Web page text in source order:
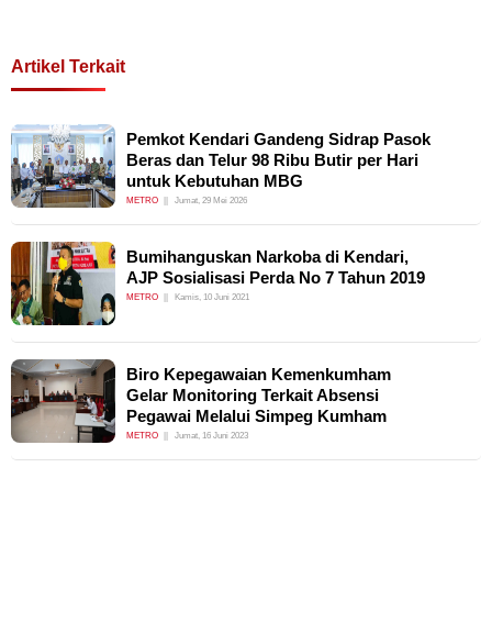
Artikel Terkait
Pemkot Kendari Gandeng Sidrap Pasok
Beras dan Telur 98 Ribu Butir per Hari
untuk Kebutuhan MBG
METRO Jumat, 29 Mei 2026
Bumihanguskan Narkoba di Kendari,
AJP Sosialisasi Perda No 7 Tahun 2019
METRO Kamis, 10 Juni 2021
Biro Kepegawaian Kemenkumham
Gelar Monitoring Terkait Absensi
Pegawai Melalui Simpeg Kumham
METRO Jumat, 16 Juni 2023